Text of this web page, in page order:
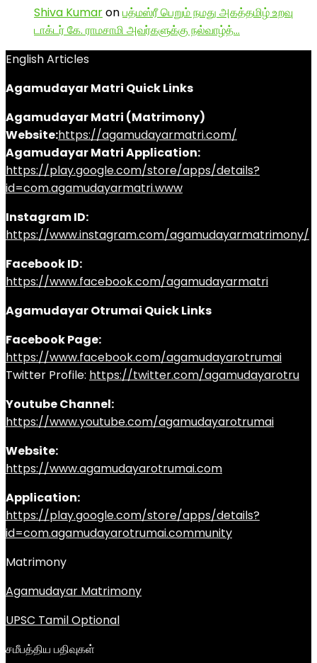
Shiva Kumaronபத்மஸ்ரீ பெறும் நமது அகத்தமிழ் உறவு
டாக்டர் கே. ராமசாமி அவர்களுக்கு நல்வாழ்த்…
English Articles
Agamudayar Matri Quick Links
Agamudayar Matri (Matrimony)
Website:https://agamudayarmatri.com/
Agamudayar Matri Application:
https://play.google.com/store/apps/details?
id=com.agamudayarmatri.www
Instagram ID:
https://www.instagram.com/agamudayarmatrimony/
Facebook ID:
https://www.facebook.com/agamudayarmatri
Agamudayar Otrumai Quick Links
Facebook Page:
https://www.facebook.com/agamudayarotrumai
Twitter Profile: https://twitter.com/agamudayarotru
Youtube Channel:
https://www.youtube.com/agamudayarotrumai
Website:
https://www.agamudayarotrumai.com
Application:
https://play.google.com/store/apps/details?
id=com.agamudayarotrumai.community
Matrimony
Agamudayar Matrimony
UPSC Tamil Optional
சமீபத்திய பதிவுகள்